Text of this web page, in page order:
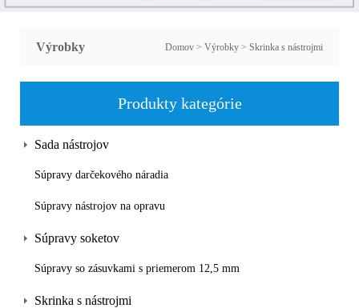
Výrobky Domov > Výrobky > Skrinka s nástrojmi
Produkty kategórie
Sada nástrojov
Súpravy darčekového náradia
Súpravy nástrojov na opravu
Súpravy soketov
Súpravy so zásuvkami s priemerom 12,5 mm
Skrinka s nástrojmi